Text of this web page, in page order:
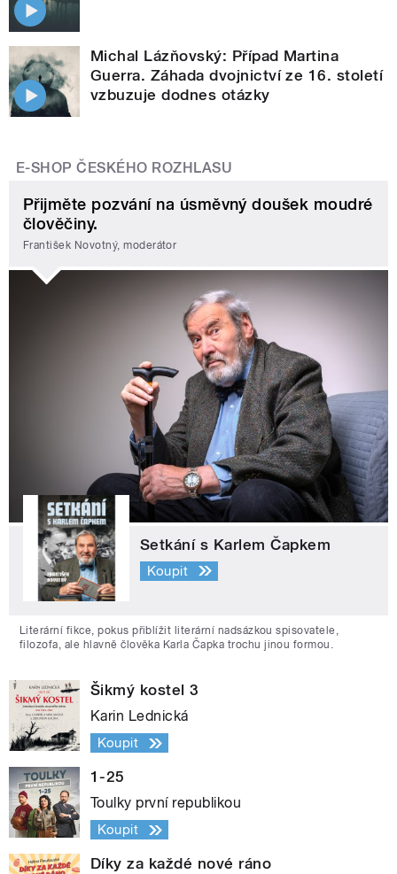
Michal Lázňovský: Případ Martina
Guerra. Záhada dvojnictví ze 16. století
vzbuzuje dodnes otázky
E-SHOP ČESKÉHO ROZHLASU
Přijměte pozvání na úsměvný doušek moudré
člověčiny.
František Novotný, moderátor
Setkání s Karlem Čapkem
Koupit
Literární fikce, pokus přiblížit literární nadsázkou spisovatele,
filozofa, ale hlavně člověka Karla Čapka trochu jinou formou.
Šikmý kostel 3
Karin Lednická
Koupit
1-25
Toulky první republikou
Koupit
Díky za každé nové ráno